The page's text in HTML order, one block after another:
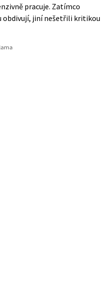
pracuje. Zatímco
obdivují, jiní nešetřili kritikou